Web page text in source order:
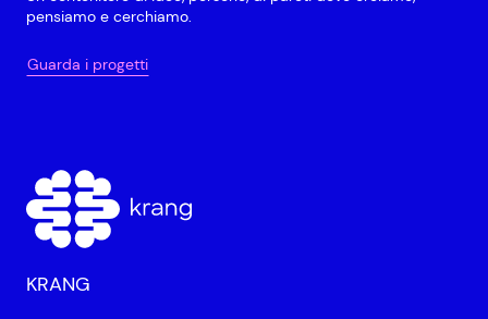
pensiamo e cerchiamo.
Guarda i progetti
KRANG